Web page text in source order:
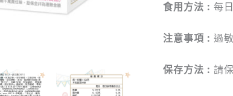
食用方法 : 每
注意事項 : 過
保存方法 : 請